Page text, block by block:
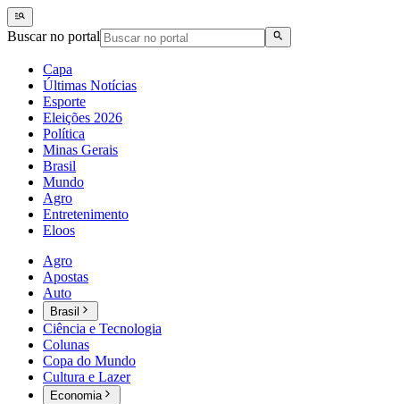
Buscar no portal
Capa
Últimas Notícias
Esporte
Eleições 2026
Política
Minas Gerais
Brasil
Mundo
Agro
Entretenimento
Eloos
Agro
Apostas
Auto
Brasil
Ciência e Tecnologia
Colunas
Copa do Mundo
Cultura e Lazer
Economia